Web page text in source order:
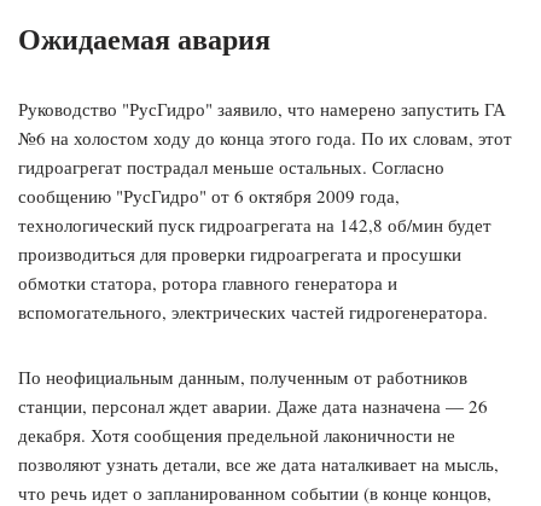
Ожидаемая авария
Руководство "РусГидро" заявило, что намерено запустить ГА
№6 на холостом ходу до конца этого года. По их словам, этот
гидроагрегат пострадал меньше остальных. Согласно
сообщению "РусГидро" от 6 октября 2009 года,
технологический пуск гидроагрегата на 142,8 об/мин будет
производиться для проверки гидроагрегата и просушки
обмотки статора, ротора главного генератора и
вспомогательного, электрических частей гидрогенератора.
По неофициальным данным, полученным от работников
станции, персонал ждет аварии. Даже дата назначена — 26
декабря. Хотя сообщения предельной лаконичности не
позволяют узнать детали, все же дата наталкивает на мысль,
что речь идет о запланированном событии (в конце концов,